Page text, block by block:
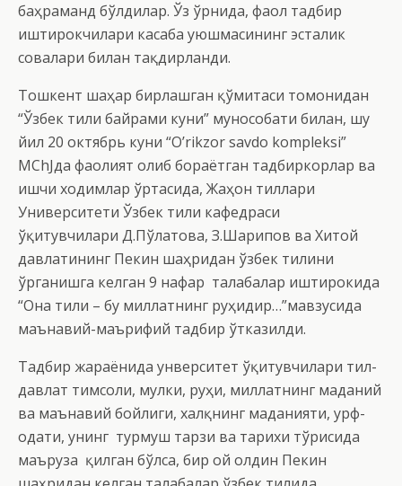
баҳраманд бўлдилар. Ўз ўрнида, фаол тадбир
иштирокчилари касаба уюшмасининг эсталик
совғалари билан тақдирланди.
Тошкент шаҳар бирлашган қўмитаси томонидан
“Ўзбек тили байрами куни” мунособати билан, шу
йил 20 октябрь куни “O’rikzor savdo kompleksi”
MChJда фаолият олиб бораётган тадбиркорлар ва
ишчи ходимлар ўртасида, Жаҳон тиллари
Университети Ўзбек тили кафедраси
ўқитувчилари Д.Пўлатова, З.Шарипов ва Хитой
давлатининг Пекин шаҳридан ўзбек тилини
ўрганишга келган 9 нафар талабалар иштирокида
“Она тили – бу миллатнинг руҳидир…”мавзусида
маънавий-маърифий тадбир ўтказилди.
Тадбир жараёнида унверситет ўқитувчилари тил-
давлат тимсоли, мулки, руҳи, миллатнинг маданий
ва маънавий бойлиги, халқнинг маданияти, урф-
одати, унинг турмуш тарзи ва тарихи тўғрисида
маъруза қилган бўлса, бир ой олдин Пекин